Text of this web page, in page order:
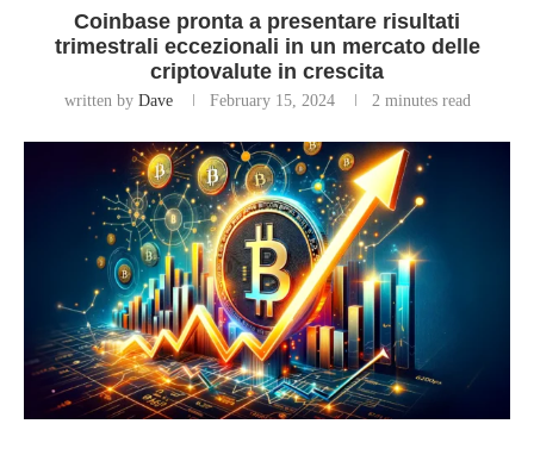
Coinbase pronta a presentare risultati
trimestrali eccezionali in un mercato delle
criptovalute in crescita
written by Dave February 15, 2024 2 minutes read